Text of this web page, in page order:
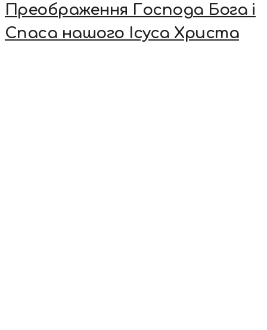
Преображення Господа Бога і
Спаса нашого Ісуса Христа